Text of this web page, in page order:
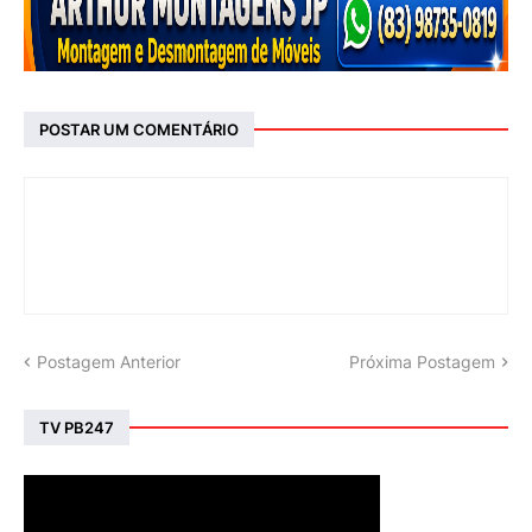
POSTAR UM COMENTÁRIO
Postagem Anterior Próxima Postagem
TV PB247